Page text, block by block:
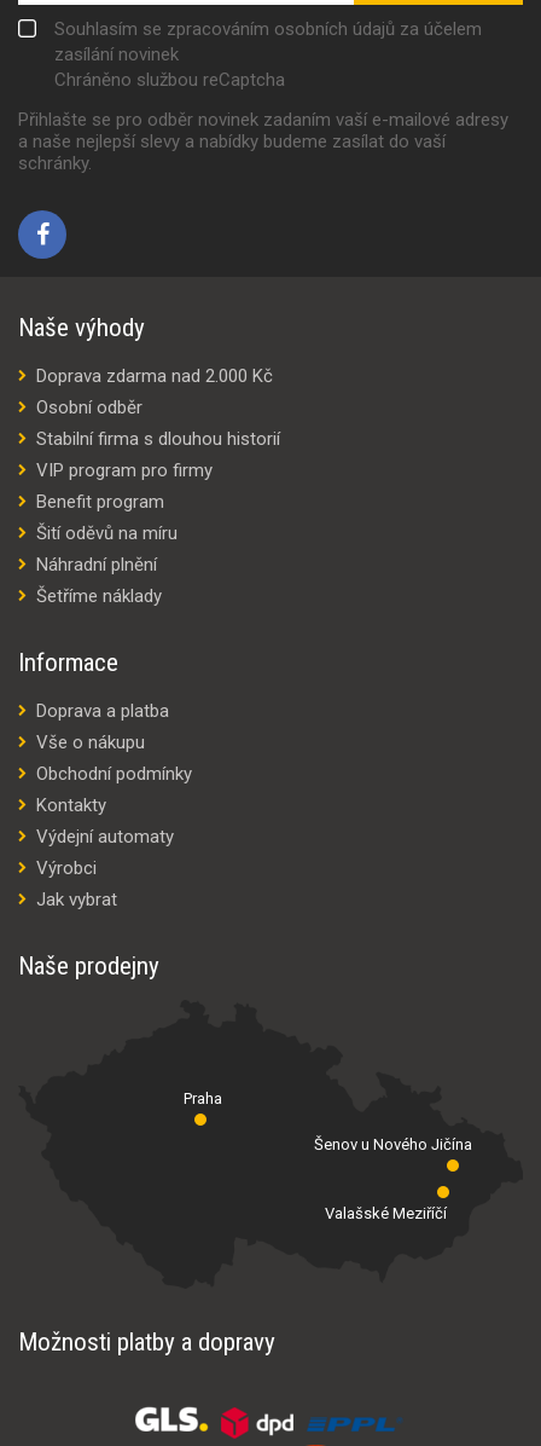
Souhlasím se zpracováním osobních údajů za účelem
zasílání novinek
Chráněno službou reCaptcha
Přihlašte se pro odběr novinek zadaním vaší e-mailové adresy
a naše nejlepší slevy a nabídky budeme zasílat do vaší
schránky.
Naše výhody
Doprava zdarma nad 2.000 Kč
Osobní odběr
Stabilní firma s dlouhou historií
VIP program pro firmy
Benefit program
Šití oděvů na míru
Náhradní plnění
Šetříme náklady
Informace
Doprava a platba
Vše o nákupu
Obchodní podmínky
Kontakty
Výdejní automaty
Výrobci
Jak vybrat
Naše prodejny
Praha
Valašské Meziříčí
Šenov u Nového Jičína
Možnosti platby a dopravy